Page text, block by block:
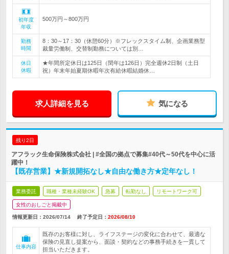
初年度
年収
500万円～800万円
勤務
時間
8：30～17：30（休憩60分）※フレックスタイム制、企画業務型
裁量労働制、交替制勤務については別…
休日
休暇
★年間所定休日は125日（閏年は126日）完全週休2日制（土日
祝）年末年始夏期休暇年次有給休暇結婚休…
求人詳細を見る 気になる
残り2日
アフラック生命保険株式会社 | #全国の拠点で募集#40代～50代を中心に活
躍中！
【既存営業】★新規開拓なし★自由な働き方★定年なし！
業務委託 職種・業種未経験OK 急募 転勤なし リモートワーク可
女性のおしごと掲載中
情報更新日：2026/07/14 終了予定日： 2026/08/10
仕事内容
既存のお客様に対し、ライフステージの変化に合わせて、最適な
保険の見直し提案から、面談・契約などの事務手続きを一貫して
担当いただきます。